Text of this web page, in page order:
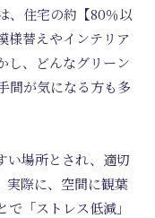
、住宅の約【80％以
様替えやインテリア
し、どんなグリーン
間が気になる方も多
い場所とされ、適切
実際に、空間に観葉
「ストレス低減」